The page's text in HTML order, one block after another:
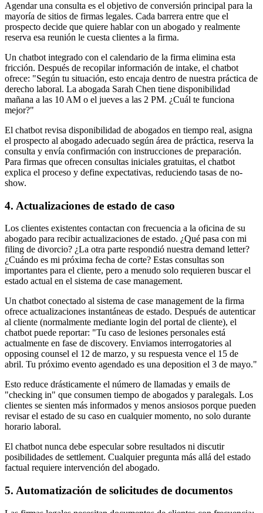
Agendar una consulta es el objetivo de conversión principal para la
mayoría de sitios de firmas legales. Cada barrera entre que el
prospecto decide que quiere hablar con un abogado y realmente
reserva esa reunión le cuesta clientes a la firma.
Un chatbot integrado con el calendario de la firma elimina esta
fricción. Después de recopilar información de intake, el chatbot
ofrece: "Según tu situación, esto encaja dentro de nuestra práctica de
derecho laboral. La abogada Sarah Chen tiene disponibilidad
mañana a las 10 AM o el jueves a las 2 PM. ¿Cuál te funciona
mejor?"
El chatbot revisa disponibilidad de abogados en tiempo real, asigna
el prospecto al abogado adecuado según área de práctica, reserva la
consulta y envía confirmación con instrucciones de preparación.
Para firmas que ofrecen consultas iniciales gratuitas, el chatbot
explica el proceso y define expectativas, reduciendo tasas de no-
show.
4. Actualizaciones de estado de caso
Los clientes existentes contactan con frecuencia a la oficina de su
abogado para recibir actualizaciones de estado. ¿Qué pasa con mi
filing de divorcio? ¿La otra parte respondió nuestra demand letter?
¿Cuándo es mi próxima fecha de corte? Estas consultas son
importantes para el cliente, pero a menudo solo requieren buscar el
estado actual en el sistema de case management.
Un chatbot conectado al sistema de case management de la firma
ofrece actualizaciones instantáneas de estado. Después de autenticar
al cliente (normalmente mediante login del portal de cliente), el
chatbot puede reportar: "Tu caso de lesiones personales está
actualmente en fase de discovery. Enviamos interrogatories al
opposing counsel el 12 de marzo, y su respuesta vence el 15 de
abril. Tu próximo evento agendado es una deposition el 3 de mayo."
Esto reduce drásticamente el número de llamadas y emails de
"checking in" que consumen tiempo de abogados y paralegals. Los
clientes se sienten más informados y menos ansiosos porque pueden
revisar el estado de su caso en cualquier momento, no solo durante
horario laboral.
El chatbot nunca debe especular sobre resultados ni discutir
posibilidades de settlement. Cualquier pregunta más allá del estado
factual requiere intervención del abogado.
5. Automatización de solicitudes de documentos